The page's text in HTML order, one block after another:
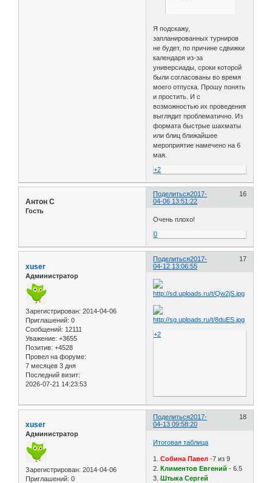
Я подскажу,
запланированных турниров
не будет, по причине сдвижки
календаря из-за
универсиады, сроки которой
были согласованы во время
моего отпуска. Прошу понять
и простить. И с
возможностью их проведения
выглядит проблематично. Из
формата быстрые шахматы
или блиц ближайшее
мероприятие намечено на 6
мая.
+2
Поделиться 16
2017-
04-06 13:51:22
Антон С
Гость
Очень плохо!
0
Поделиться 17
2017-
04-12 13:06:55
xuser
Администратор
Зарегистрирован: 2014-04-06
Приглашений: 0
Сообщений: 12111
Уважение: +3655
Позитив: +4528
Провел на форуме:
7 месяцев 3 дня
Последний визит:
2026-07-21 14:23:53
+2
Поделиться 18
2017-
04-13 09:58:20
xuser
Администратор
Зарегистрирован: 2014-04-06
Приглашений: 0
Итоговая таблица
1.Собина Павел -7 из 9
2.Климентов Евгений - 6.5
3.Штыка Сергей